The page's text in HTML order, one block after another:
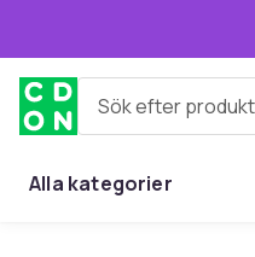
Sök efter produkter
Alla kategorier